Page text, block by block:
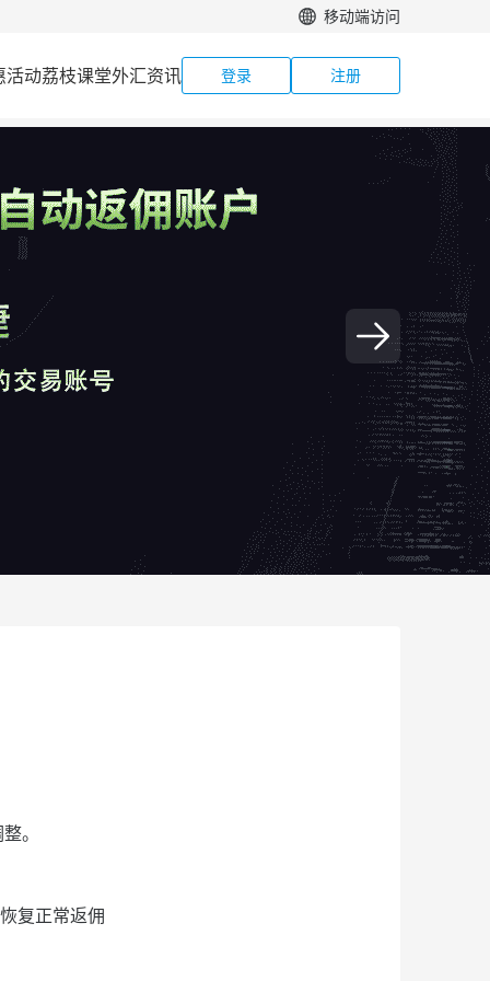
移动端访问
活动荔枝课堂外汇资讯 登录 注册
。
复正常返佣